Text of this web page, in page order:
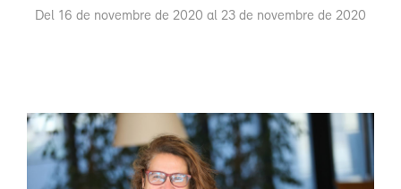
Del 16 de novembre de 2020 al 23 de novembre de 2020